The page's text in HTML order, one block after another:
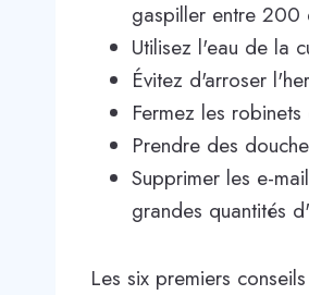
gaspiller entre
Utilisez l'eau de la
Évitez d'arroser
Fermez les
Prendre des
Supprimer les e-
grandes quantités
Les six premiers